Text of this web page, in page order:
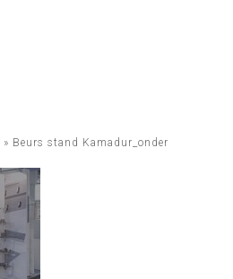
» Beurs stand Kamadur_onder